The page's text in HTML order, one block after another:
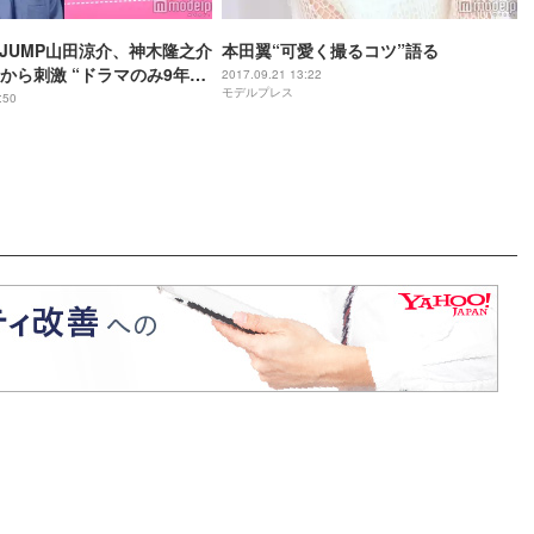
山田涼介、神木隆之介
ら刺激 “ドラマのみ9年間
て映画界へ…転機を明かす
本田翼“可愛く撮るコツ”語る
2017.09.21 13:22
モデルプレス